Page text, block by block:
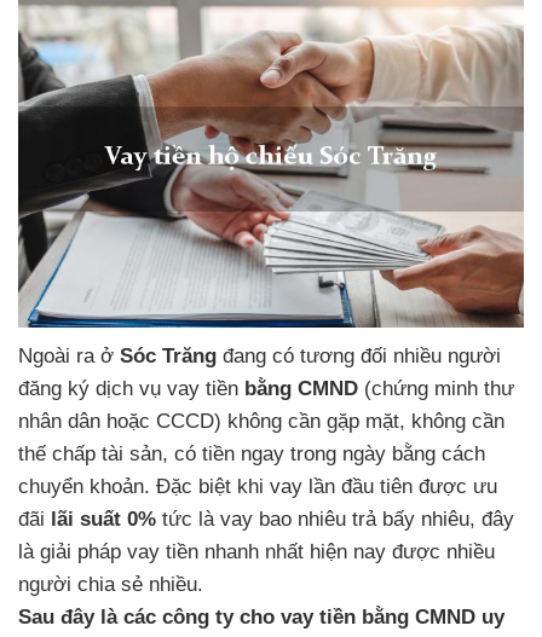
Ngoài raở Sóc Trăng đang có tương đối nhiều người
đăng ký dịch vụ vay tiền bằng CMND (chứng minh thư
nhân dân hoặc CCCD) không cần gặp mặt, không cần
thế chấp tài sản, có tiền ngay trong ngày bằng cách
chuyển khoản. Đặc biệt khi vay lần đầu tiên được ưu
đãi lãi suất 0% tức là vay bao nhiêu trả bấy nhiêu, đây
là giải pháp vay tiền nhanh nhất hiện nay được nhiều
người chia sẻ nhiều.
Sau đây làcác công ty cho vay tiền bằng CMND uy